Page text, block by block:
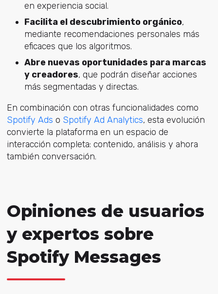
en experiencia social.
Facilita el descubrimiento orgánico,
mediante recomendaciones personales más
eficaces que los algoritmos.
Abre nuevas oportunidades para marcas
y creadores, que podrán diseñar acciones
más segmentadas y directas.
En combinación con otras funcionalidades como
Spotify Ads o Spotify Ad Analytics, esta evolución
convierte la plataforma en un espacio de
interacción completa: contenido, análisis y ahora
también conversación.
Opiniones de usuarios
y expertos sobre
Spotify Messages